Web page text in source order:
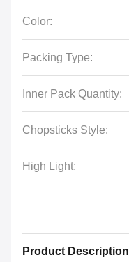
Color:
Packing Type:
Inner Pack Quantity:
Chopsticks Style:
High Light:
Product Description